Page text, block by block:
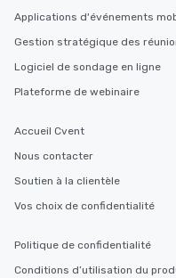
business hours or early
you to provide options
needs. Go for as Long or as Short as
You Like Along with flexible
2.5 hours; our longest is
hours, with optional add-
Applications d'événements
Gestion stratégique des
Logiciel de sondage en ligne
Plateforme de webinaire
Accueil Cvent
Nous contacter
Soutien à la clientèle
Vos choix de confidentialité
Politique de confidentialité
Conditions d’utilisation du